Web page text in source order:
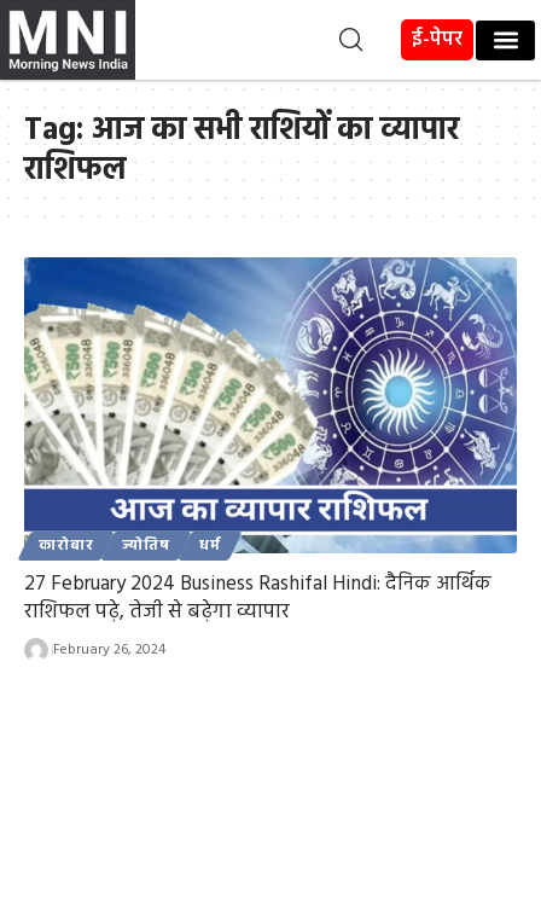
ई-पेपर
Tag: आज का सभी राशियों का व्यापार
राशिफल
कारोबार ज्योतिष धर्म
27 February 2024 Business Rashifal Hindi: दैनिक आर्थिक
राशिफल पढ़े, तेजी से बढ़ेगा व्यापार
February 26, 2024